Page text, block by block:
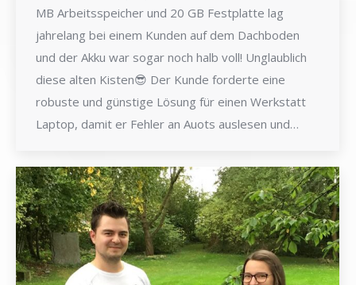
MB Arbeitsspeicher und 20 GB Festplatte lag
jahrelang bei einem Kunden auf dem Dachboden
und der Akku war sogar noch halb voll! Unglaublich
diese alten Kisten😎 Der Kunde forderte eine
robuste und günstige Lösung für einen Werkstatt
Laptop, damit er Fehler an Auots auslesen und…